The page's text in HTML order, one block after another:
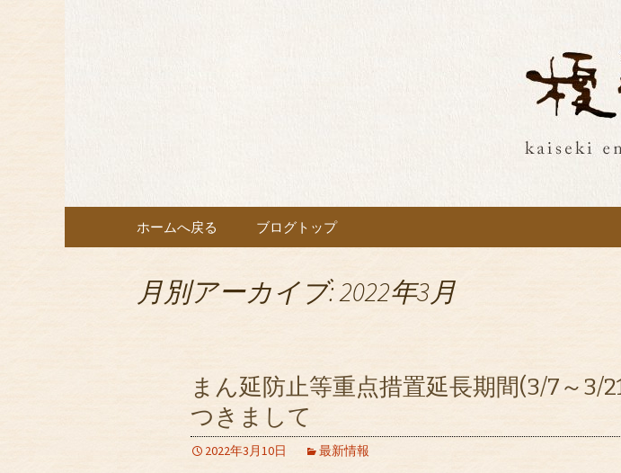
埼玉・所沢の榎亭
最新情報をお届け
コンテンツへ移動
ホームへ戻る ブログトップ
月別アーカイブ: 2022年3月
まん延防止等重点措置延長期間(3/7～3/
つきまして
2022年3月10日 最新情報